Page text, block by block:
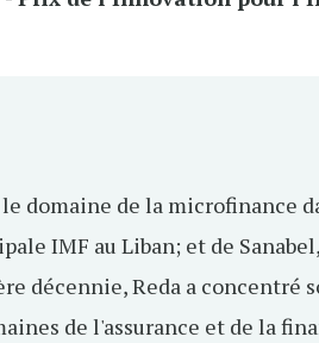
domaine de la microfinance
IMF au Liban; et de
décennie, Reda a
de l'assurance et de la